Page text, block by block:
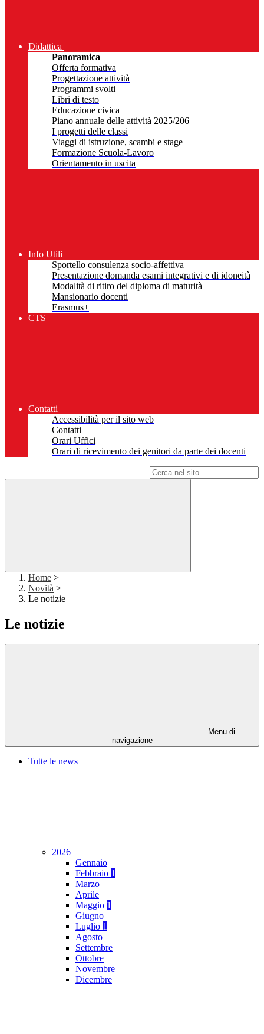
Didattica
Panoramica
Offerta formativa
Progettazione attività
Programmi svolti
Libri di testo
Educazione civica
Piano annuale delle attività 2025/206
I progetti delle classi
Viaggi di istruzione, scambi e stage
Formazione Scuola-Lavoro
Orientamento in uscita
Info Utili
Sportello consulenza socio-affettiva
Presentazione domanda esami integrativi e di idoneità
Modalità di ritiro del diploma di maturità
Mansionario docenti
Erasmus+
CTS
Contatti
Accessibilità per il sito web
Contatti
Orari Uffici
Orari di ricevimento dei genitori da parte dei docenti
Home >
Novità >
Le notizie
Le notizie
Menu di
navigazione
Tutte le news
2026
Gennaio
Febbraio 1
Marzo
Aprile
Maggio 1
Giugno
Luglio 1
Agosto
Settembre
Ottobre
Novembre
Dicembre